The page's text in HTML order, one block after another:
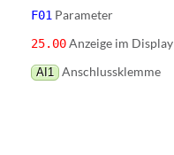
F01 Parameter
25.00Anzeige im Display
AI1 Anschlussklemme